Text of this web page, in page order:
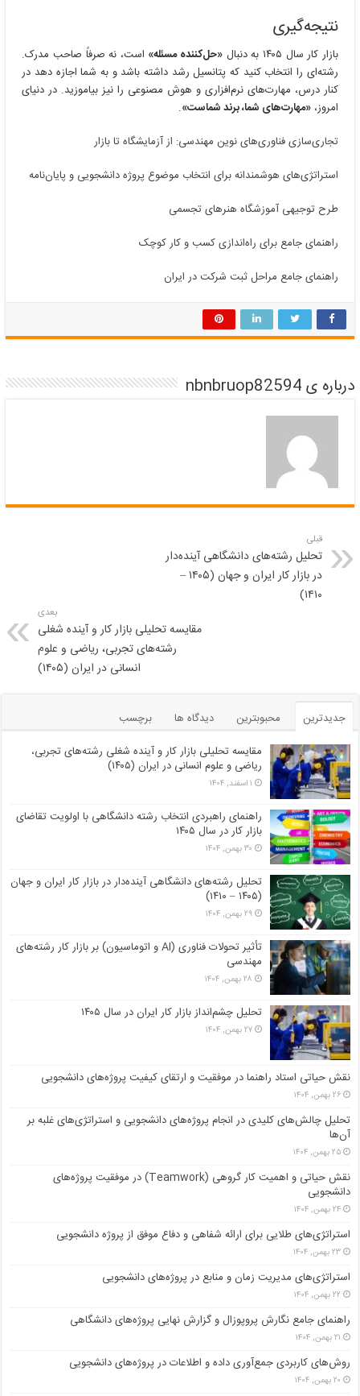
نتیجه‌گیری
بازار کار سال ۱۴۰۵ به دنبال «حل‌کننده مسئله» است، نه صرفاً صاحب مدرک.
رشته‌ای را انتخاب کنید که پتانسیل رشد داشته باشد و به شما اجازه دهد در
کنار درس، مهارت‌های نرم‌افزاری و هوش مصنوعی را نیز بیاموزید. در دنیای
امروز،«مهارت‌های شما، برند شماست».
تجاری‌سازی فناوری‌های نوین مهندسی: از آزمایشگاه تا بازار
استراتژی‌های هوشمندانه برای انتخاب موضوع پروژه دانشجویی و پایان‌نامه
طرح توجیهی آموزشگاه هنرهای تجسمی
راهنمای جامع برای راه‌اندازی کسب و کار کوچک
راهنمای جامع مراحل ثبت شرکت در ایران
درباره ی nbnbruop82594
قبلی
تحلیل رشته‌های دانشگاهی آینده‌دار
در بازار کار ایران و جهان (۱۴۰۵ –
۱۴۱۰)
بعدی
مقایسه تحلیلی بازار کار و آینده شغلی
رشته‌های تجربی، ریاضی و علوم
انسانی در ایران (۱۴۰۵)
جدیدترین محبوبترین دیدگاه ها
برچسب
مقایسه تحلیلی بازار کار و آینده شغلی رشته‌های تجربی،
ریاضی و علوم انسانی در ایران (۱۴۰۵)
۱ اسفند, ۱۴۰۴
راهنمای راهبردی انتخاب رشته دانشگاهی با اولویت تقاضای
بازار کار در سال ۱۴۰۵
۳۰ بهمن, ۱۴۰۴
تحلیل رشته‌های دانشگاهی آینده‌دار در بازار کار ایران و جهان
(۱۴۰۵ – ۱۴۱۰)
۲۹ بهمن, ۱۴۰۴
تأثیر تحولات فناوری (AI و اتوماسیون) بر بازار کار رشته‌های
مهندسی
۲۸ بهمن, ۱۴۰۴
تحلیل چشم‌انداز بازار کار ایران در سال ۱۴۰۵
۲۷ بهمن, ۱۴۰۴
نقش حیاتی استاد راهنما در موفقیت و ارتقای کیفیت پروژه‌های دانشجویی
۲۶ بهمن, ۱۴۰۴
تحلیل چالش‌های کلیدی در انجام پروژه‌های دانشجویی و استراتژی‌های غلبه بر
آن‌ها
۲۵ بهمن, ۱۴۰۴
نقش حیاتی و اهمیت کار گروهی (Teamwork) در موفقیت پروژه‌های
دانشجویی
۲۴ بهمن, ۱۴۰۴
استراتژی‌های طلایی برای ارائه شفاهی و دفاع موفق از پروژه دانشجویی
۲۳ بهمن, ۱۴۰۴
استراتژی‌های مدیریت زمان و منابع در پروژه‌های دانشجویی
۲۲ بهمن, ۱۴۰۴
راهنمای جامع نگارش پروپوزال و گزارش نهایی پروژه‌های دانشگاهی
۲۱ بهمن, ۱۴۰۴
روش‌های کاربردی جمع‌آوری داده و اطلاعات در پروژه‌های دانشجویی
۲۰ بهمن, ۱۴۰۴